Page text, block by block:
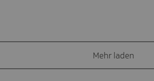
Mehr laden